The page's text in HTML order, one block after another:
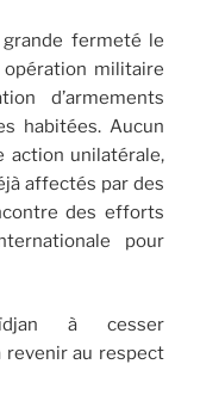
grande fermeté le
opération militaire
d’armements
habitées. Aucun
unilatérale,
affectés par des
des efforts
pour
à cesser
au respect